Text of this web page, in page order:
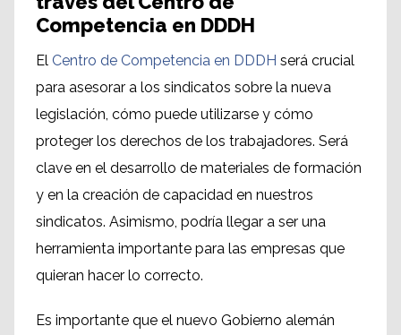
Competencia en DDDH
El Centro de Competencia en DDDH será crucial
para asesorar a los sindicatos sobre la nueva
legislación, cómo puede utilizarse y cómo
proteger los derechos de los trabajadores. Será
clave en el desarrollo de materiales de formación
y en la creación de capacidad en nuestros
sindicatos. Asimismo, podría llegar a ser una
herramienta importante para las empresas que
quieran hacer lo correcto.
Es importante que el nuevo Gobierno alemán